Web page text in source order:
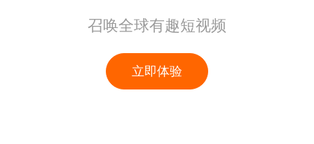
召唤全球有趣短视频
立即体验